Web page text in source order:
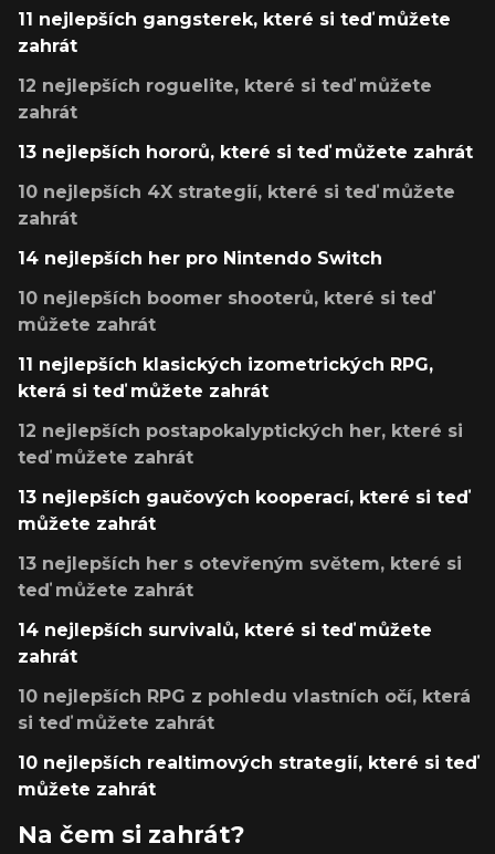
11 nejlepších gangsterek, které si teď můžete
zahrát
12 nejlepších roguelite, které si teď můžete
zahrát
13 nejlepších hororů, které si teď můžete zahrát
10 nejlepších 4X strategií, které si teď můžete
zahrát
14 nejlepších her pro Nintendo Switch
10 nejlepších boomer shooterů, které si teď
můžete zahrát
11 nejlepších klasických izometrických RPG,
která si teď můžete zahrát
12 nejlepších postapokalyptických her, které si
teď můžete zahrát
13 nejlepších gaučových kooperací, které si teď
můžete zahrát
13 nejlepších her s otevřeným světem, které si
teď můžete zahrát
14 nejlepších survivalů, které si teď můžete
zahrát
10 nejlepších RPG z pohledu vlastních očí, která
si teď můžete zahrát
10 nejlepších realtimových strategií, které si teď
můžete zahrát
Na čem si zahrát?